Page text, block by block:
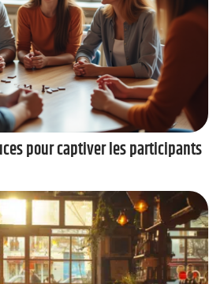
pour captiver les participants